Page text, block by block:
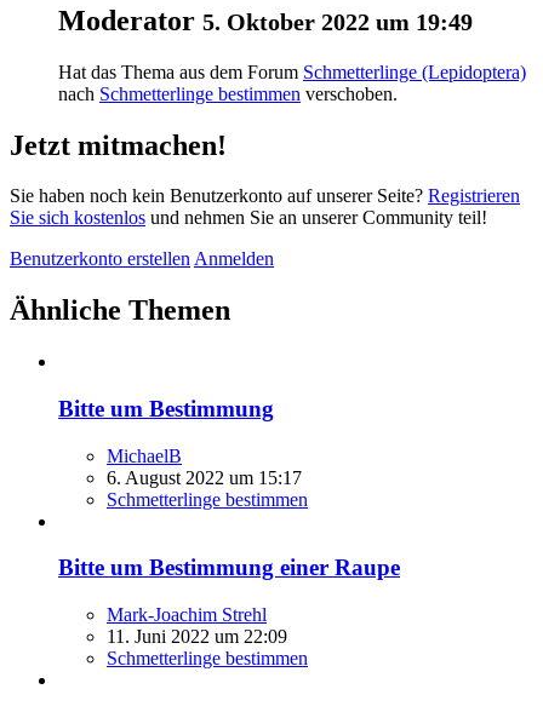
Moderator 5. Oktober 2022 um 19:49
Hat das Thema aus dem Forum Schmetterlinge (Lepidoptera)
nach Schmetterlinge bestimmen verschoben.
Jetzt mitmachen!
Sie haben noch kein Benutzerkonto auf unserer Seite? Registrieren
Sie sich kostenlos und nehmen Sie an unserer Community teil!
Benutzerkonto erstellenAnmelden
Ähnliche Themen
Bitte um Bestimmung
MichaelB
6. August 2022 um 15:17
Schmetterlinge bestimmen
Bitte um Bestimmung einer Raupe
Mark-Joachim Strehl
11. Juni 2022 um 22:09
Schmetterlinge bestimmen